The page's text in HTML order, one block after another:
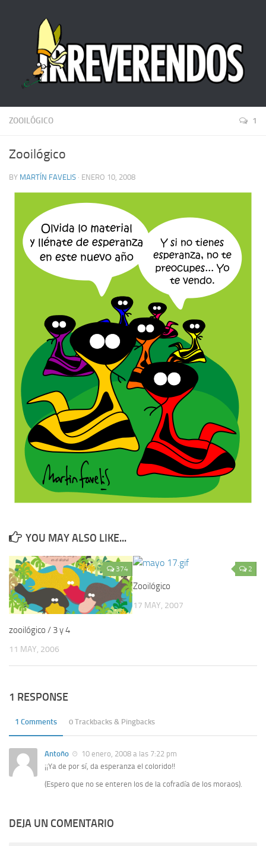
ZOOILÓGICO 1
Zooilógico
BY MARTÍN FAVELIS · ENERO 10, 2008
YOU MAY ALSO LIKE...
374
zooilógico / 3 y 4
11 MAY, 2006
2
Zooilógico
17 MAY, 2007
1 RESPONSE
1 Comments 0 Trackbacks & Pingbacks
Antoño
10 enero, 2008 a las 7:22 pm
¡¡Ya de por sí, da esperanza el colorido!!
(Espero que no se enteren los de la cofradía de los moraos).
DEJA UN COMENTARIO